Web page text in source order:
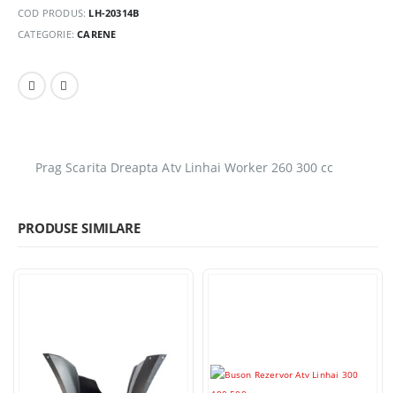
COD PRODUS: LH-20314B
CATEGORIE:CARENE
Prag Scarita Dreapta Atv Linhai Worker 260 300 cc
PRODUSE SIMILARE